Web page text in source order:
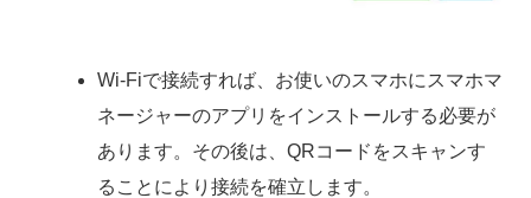
Wi-Fiで接続すれば、お使いのスマホにスマホマ
ネージャーのアプリをインストールする必要が
あります。その後は、QRコードをスキャンす
ることにより接続を確立します。